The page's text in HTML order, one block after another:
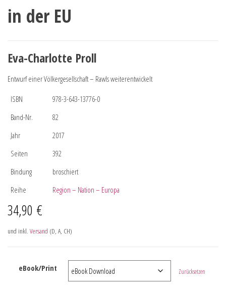
in der EU
Eva-Charlotte Proll
Entwurf einer Völkergesellschaft – Rawls weiterentwickelt
ISBN
978-3-643-13776-0
Band-Nr.
82
Jahr
2017
Seiten
392
Bindung
broschiert
Reihe
Region – Nation – Europa
34,90 €
und inkl. Versand (D, A, CH)
eBook/Print Zurücksetzen